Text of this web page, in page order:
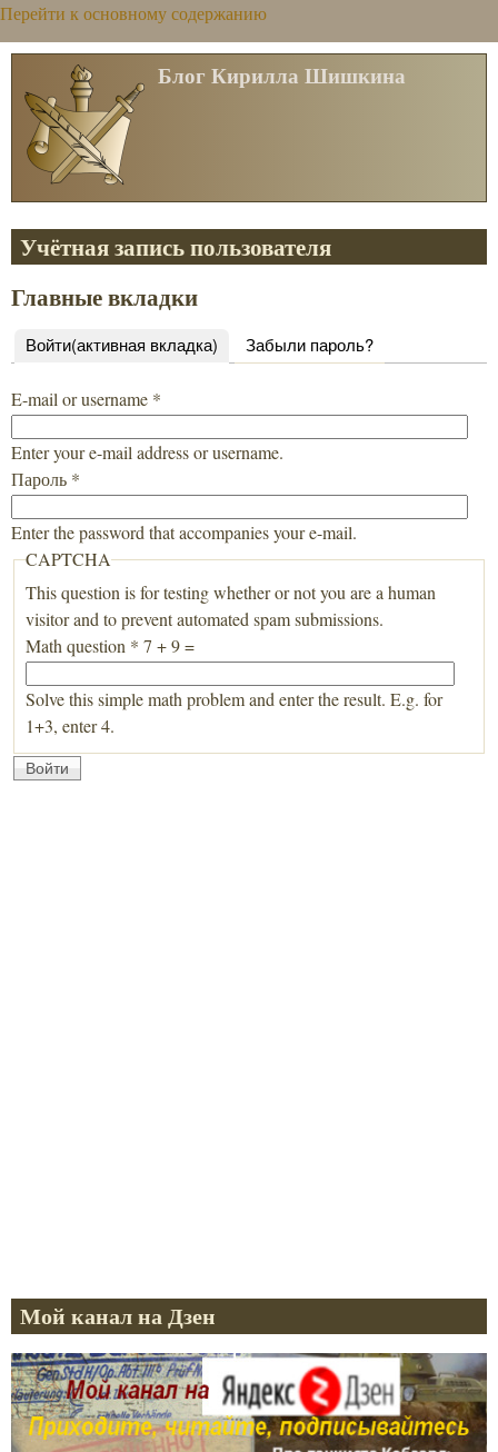
Перейти к основному содержанию
Блог Кирилла Шишкина
Учётная запись пользователя
Главные вкладки
Войти(активная вкладка) Забыли пароль?
E-mail or username *
Enter your e-mail address or username.
Пароль *
Enter the password that accompanies your e-mail.
CAPTCHA
This question is for testing whether or not you are a human
visitor and to prevent automated spam submissions.
Math question * 7 + 9 =
Solve this simple math problem and enter the result. E.g. for
1+3, enter 4.
Мой канал на Дзен